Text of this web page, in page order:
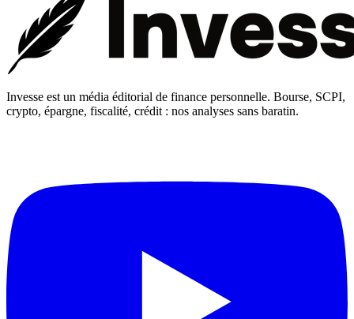
Invesse est un média éditorial de finance personnelle. Bourse, SCPI,
crypto, épargne, fiscalité, crédit : nos analyses sans baratin.